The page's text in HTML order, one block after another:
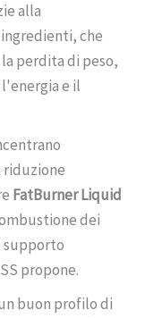
alla
che
perdita di peso,
e il
FatBurner Liquid
dei
supporto
propone.
buon profilo di